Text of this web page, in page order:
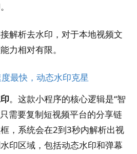
解析去水印，对于本地视频文
力相对有限。
最快，动态水印克星
。这款小程序的核心逻辑是“智
需要复制短视频平台的分享链
，系统会在2到3秒内解析出视
印区域，包括动态水印和弹幕